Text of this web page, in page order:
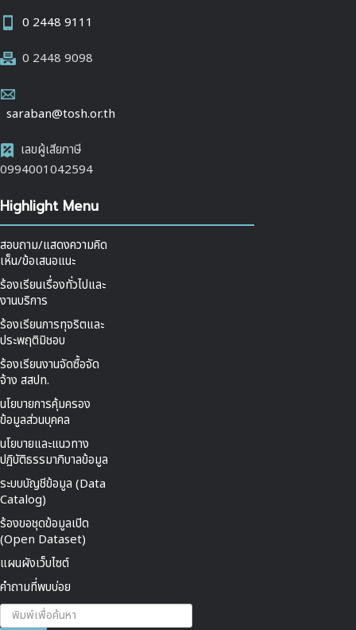
0 2448 9111
0 2448 9098
saraban@tosh.or.th
เลขผู้เสียภาษี
0994001042594
Highlight Menu
สอบถาม/แสดงความคิด
เห็น/ข้อเสนอแนะ
ร้องเรียนเรื่องทั่วไปและ
งานบริการ
ร้องเรียนการทุจริตและ
ประพฤติมิชอบ
ร้องเรียนงานจัดซื้อจัด
จ้าง สสปท.
นโยบายการคุ้มครอง
ข้อมูลส่วนบุคคล
นโยบายและแนวทาง
ปฏิบัติธรรมาภิบาลข้อมูล
ระบบบัญชีข้อมูล (Data
Catalog)
ร้องขอชุดข้อมูลเปิด
(Open Dataset)
แผนผังเว็บไซต์
คำถามที่พบบ่อย
ค้นหา...